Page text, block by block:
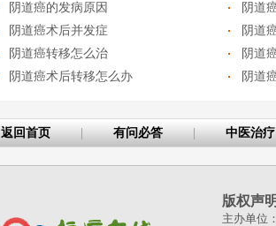
阴道癌的发病原因 阴道
阴道癌术后并发症
阴道
阴道癌转移怎么治
阴道
阴道癌术后转移怎么办
阴道
返回首页 有问必答 中医治疗
版权声明
主办单位